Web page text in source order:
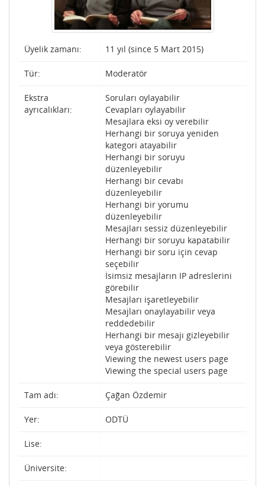
Üyelik zamanı: 11 yıl (since 5 Mart 2015)
Tür: Moderatör
Ekstra
ayrıcalıkları:
Soruları oylayabilir
Cevapları oylayabilir
Mesajlara eksi oy verebilir
Herhangi bir soruya yeniden
kategori atayabilir
Herhangi bir soruyu
düzenleyebilir
Herhangi bir cevabı
düzenleyebilir
Herhangi bir yorumu
düzenleyebilir
Mesajları sessiz düzenleyebilir
Herhangi bir soruyu kapatabilir
Herhangi bir soru için cevap
seçebilir
İsimsiz mesajların IP adreslerini
görebilir
Mesajları işaretleyebilir
Mesajları onaylayabilir veya
reddedebilir
Herhangi bir mesajı gizleyebilir
veya gösterebilir
Viewing the newest users page
Viewing the special users page
Tam adı: Çağan Özdemir
Yer: ODTÜ
Lise:
Üniversite: